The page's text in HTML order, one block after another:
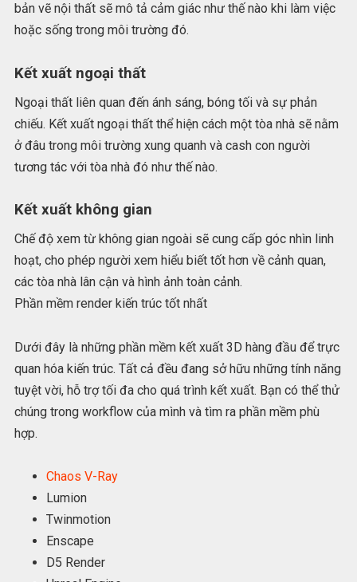
bản vẽ nội thất sẽ mô tả cảm giác như thế nào khi làm việc
hoặc sống trong môi trường đó.
Kết xuất ngoại thất
Ngoại thất liên quan đến ánh sáng, bóng tối và sự phản
chiếu. Kết xuất ngoại thất thể hiện cách một tòa nhà sẽ nằm
ở đâu trong môi trường xung quanh và cash con người
tương tác với tòa nhà đó như thế nào.
Kết xuất không gian
Chế độ xem từ không gian ngoài sẽ cung cấp góc nhìn linh
hoạt, cho phép người xem hiểu biết tốt hơn về cảnh quan,
các tòa nhà lân cận và hình ảnh toàn cảnh.
Phần mềm render kiến trúc tốt nhất
Dưới đây là những phần mềm kết xuất 3D hàng đầu để trực
quan hóa kiến trúc. Tất cả đều đang sở hữu những tính năng
tuyệt vời, hỗ trợ tối đa cho quá trình kết xuất. Bạn có thể thử
chúng trong workflow của mình và tìm ra phần mềm phù
hợp.
Chaos V-Ray
Lumion
Twinmotion
Enscape
D5 Render